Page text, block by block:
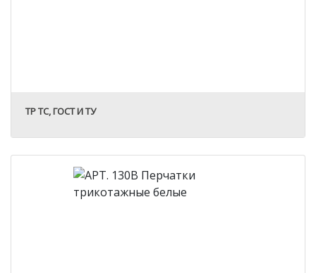
ТР ТС, ГОСТ И ТУ